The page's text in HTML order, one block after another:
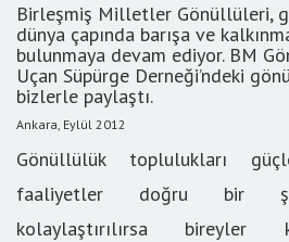
Birleşmiş Milletler Gönüllüleri,
dünya çapında barışa ve
bulunmaya devam ediyor. BM
Uçan Süpürge Derneği’ndeki
bizlerle paylaştı.
Ankara, Eylül 2012
Gönüllülük toplulukları
faaliyetler doğru bir
kolaylaştırılırsa bireyler